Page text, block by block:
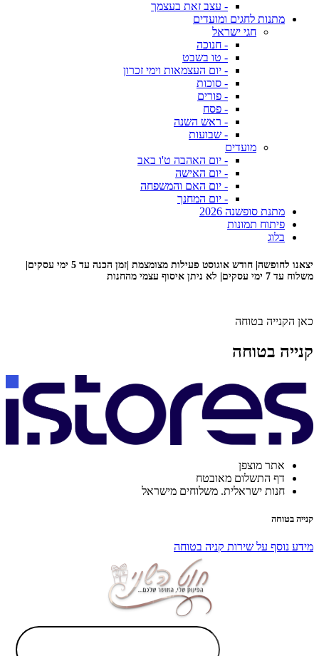
- עצב זאת בעצמך
מתנות לחגים ומועדים
חגי ישראל
- חנוכה
- טו בשבט
- יום העצמאות וימי זכרון
- סוכות
- פורים
- פסח
- ראש השנה
- שבועות
מועדים
- יום האהבה ט'ו באב
- יום האישה
- יום האם והמשפחה
- יום המחנך
מתנת סופשנה 2026
פיתוח תמונות
בלוג
יצאנו לחופשה| חודש אוגוסט פעילות מצומצמת |זמן הכנה עד 5 ימי עסקים|
משלוח עד 7 ימי עסקים| לא ניתן איסוף עצמי מהחנות
כאן הקנייה בטוחה
קנייה בטוחה
אתר מוצפן
דף התשלום מאובטח
חנות ישראלית. משלוחים מישראל
קנייה בטוחה
מידע נוסף על שירות קניה בטוחה